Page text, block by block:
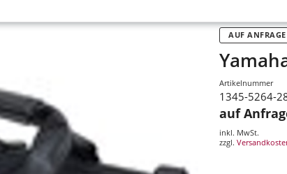
AUF ANFRAGE
Artikelnummer
1345-5264-
auf
inkl. MwSt.
zzgl.